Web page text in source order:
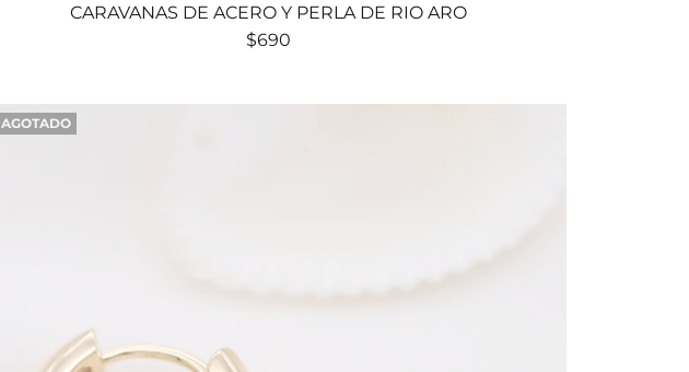
CARAVANAS DE ACERO Y PERLA DE RIO ARO
$690
AGOTADO